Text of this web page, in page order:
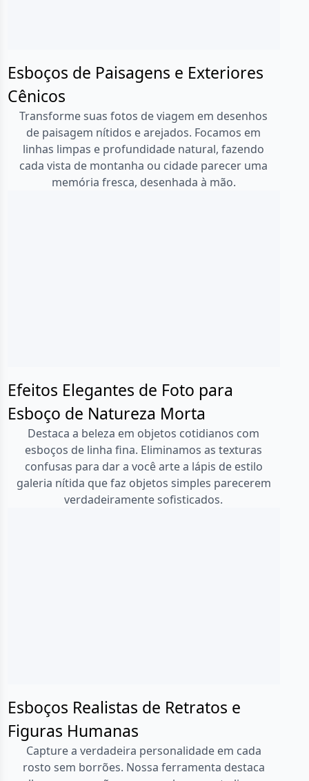
Esboços de Paisagens e Exteriores
Cênicos
Transforme suas fotos de viagem em desenhos
de paisagem nítidos e arejados. Focamos em
linhas limpas e profundidade natural, fazendo
cada vista de montanha ou cidade parecer uma
memória fresca, desenhada à mão.
Efeitos Elegantes de Foto para
Esboço de Natureza Morta
Destaca a beleza em objetos cotidianos com
esboços de linha fina. Eliminamos as texturas
confusas para dar a você arte a lápis de estilo
galeria nítida que faz objetos simples parecerem
verdadeiramente sofisticados.
Esboços Realistas de Retratos e
Figuras Humanas
Capture a verdadeira personalidade em cada
rosto sem borrões. Nossa ferramenta destaca